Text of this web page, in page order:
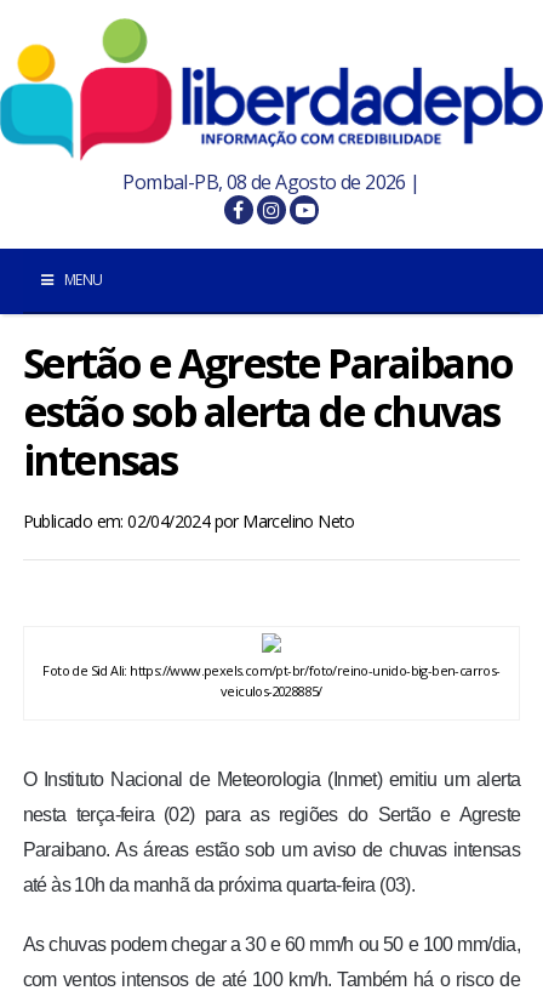
Pombal-PB, 08 de Agosto de 2026 |
MENU
INÍCIO
POMBAL E REGIÃO
BRASIL
ENQUETE
FOTOS
Sertão e Agreste Paraibano
estão sob alerta de chuvas
intensas
Publicado em: 02/04/2024porMarcelino Neto
Foto de Sid Ali: https://www.pexels.com/pt-br/foto/reino-unido-big-ben-carros-
veiculos-2028885/
O Instituto Nacional de Meteorologia (Inmet) emitiu um alerta
nesta terça-feira (02) para as regiões do Sertão e Agreste
Paraibano. As áreas estão sob um aviso de chuvas intensas
até às 10h da manhã da próxima quarta-feira (03).
As chuvas podem chegar a 30 e 60 mm/h ou 50 e 100 mm/dia,
com ventos intensos de até 100 km/h. Também há o risco de